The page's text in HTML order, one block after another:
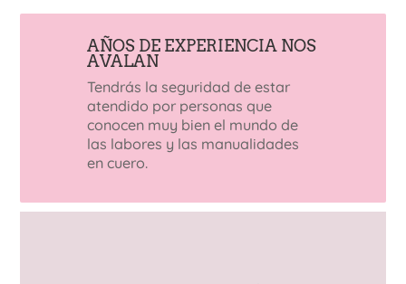
AÑOS DE EXPERIENCIA NOS
AVALAN
Tendrás la seguridad de estar
atendido por personas que
conocen muy bien el mundo de
las labores y las manualidades
en cuero.